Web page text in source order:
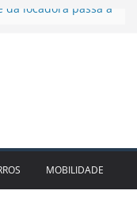
1bi no 2T26 e
de veículos
para o RJ e
leva Localiza
MOBILIDADE